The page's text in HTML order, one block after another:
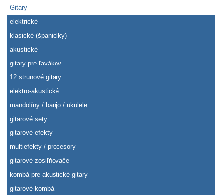
Gitary
elektrické
klasické (španielky)
akustické
gitary pre ľavákov
12 strunové gitary
elektro-akustické
mandolíny / banjo / ukulele
gitarové sety
gitarové efekty
multiefekty / procesory
gitarové zosiľňovače
kombá pre akustické gitary
gitarové kombá